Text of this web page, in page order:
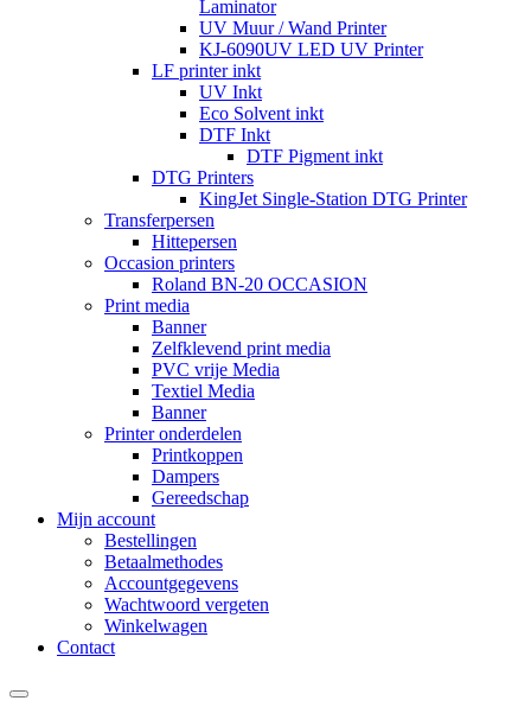
Laminator
UV Muur / Wand Printer
KJ-6090UV LED UV Printer
LF printer inkt
UV Inkt
Eco Solvent inkt
DTF Inkt
DTF Pigment inkt
DTG Printers
KingJet Single-Station DTG Printer
Transferpersen
Hittepersen
Occasion printers
Roland BN-20 OCCASION
Print media
Banner
Zelfklevend print media
PVC vrije Media
Textiel Media
Banner
Printer onderdelen
Printkoppen
Dampers
Gereedschap
Mijn account
Bestellingen
Betaalmethodes
Accountgegevens
Wachtwoord vergeten
Winkelwagen
Contact